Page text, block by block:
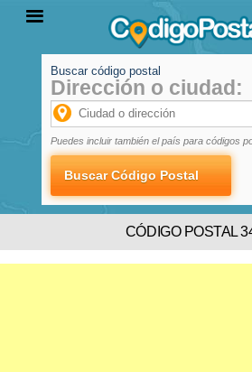
PROVINCIAS
LOCALIDADES
Buscar código postal
Dirección o ciudad:
Puedes incluir también el país para códigos
CÓDIGO POSTAL